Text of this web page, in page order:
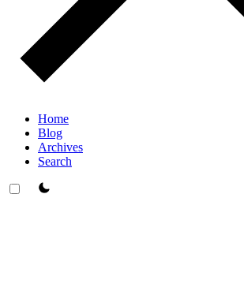
Home
Blog
Archives
Search
theme switcher